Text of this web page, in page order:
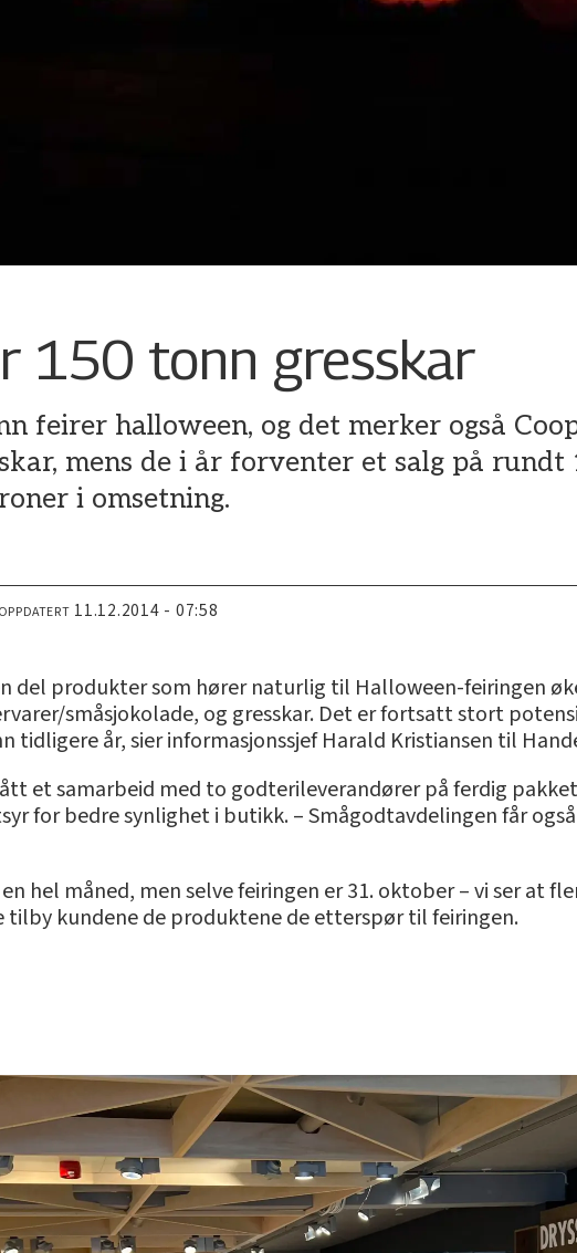
150 tonn gresskar
feirer halloween, og det merker også
mens de i år forventer et salg på
i omsetning.
11.12.2014 - 07:58
del produkter som hører naturlig til Halloween-feiringen
småsjokolade, og gresskar. Det er fortsatt stort
tidligere år, sier informasjonssjef Harald Kristiansen til
et samarbeid med to godterileverandører på ferdig
for bedre synlighet i butikk. – Smågodtavdelingen får
hel måned, men selve feiringen er 31. oktober – vi ser at
tilby kundene de produktene de etterspør til feiringen.